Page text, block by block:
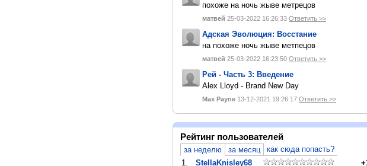
похоже на ночь жыве метрецов
матвей 25-03-2022 16:26:33 Ответить >>
Адская Эволюция: Восстание
на похоже ночь жыве метпецов
матвей 25-03-2022 16:23:50 Ответить >>
Рей - Часть 3: Введение
Alex Lloyd - Brand New Day
Max Payne 13-12-2021 19:26:17 Ответить >>
Рейтинг пользователей
за неделю за месяц
как сюда попасть?
1.
StellaKnisley68